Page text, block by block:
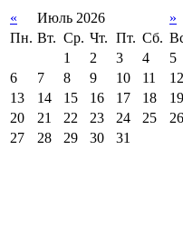
« Июль 2026
»
Пн. Вт. Ср. Чт. Пт. Сб.
1
2 3 4
5
6
7 8 9 10 11
12
13
14 15 16 17 18
19
20
21 22 23 24 25
26
27
28 29 30 31